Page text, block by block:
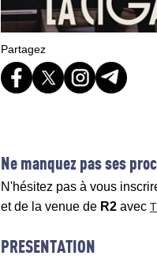
Partagez
Ne manquez pas ses
N'hésitez pas à vous
et de la venue de R2 avec
PRESENTATION